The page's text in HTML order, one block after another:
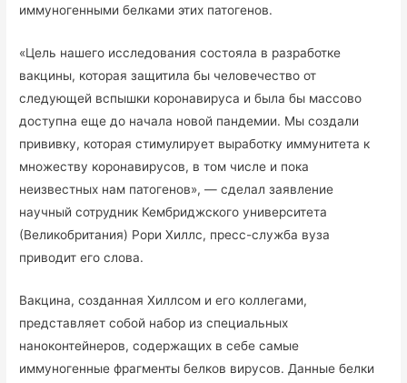
иммуногенными белками этих патогенов.
«Цель нашего исследования состояла в разработке
вакцины, которая защитила бы человечество от
следующей вспышки коронавируса и была бы массово
доступна еще до начала новой пандемии. Мы создали
прививку, которая стимулирует выработку иммунитета к
множеству коронавирусов, в том числе и пока
неизвестных нам патогенов», — сделал заявление
научный сотрудник Кембриджского университета
(Великобритания) Рори Хиллс, пресс-служба вуза
приводит его слова.
Вакцина, созданная Хиллсом и его коллегами,
представляет собой набор из специальных
наноконтейнеров, содержащих в себе самые
иммуногенные фрагменты белков вирусов. Данные белки